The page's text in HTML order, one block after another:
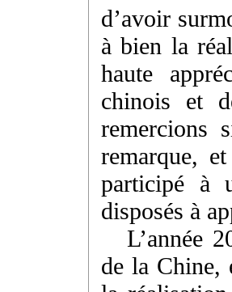
d’avoir
à bien la
haute
chinois et
remercions
remarque,
participé à
disposés à
L’année
de la Chine,